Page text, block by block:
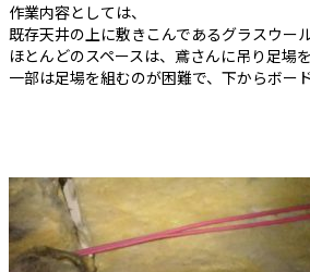
作業内容としては、
既存天井の上に敷きこんであるグラスウー
ほとんどのスペースは、鳶さんに吊り足場
一部は足場を組むのが困難で、下からボー